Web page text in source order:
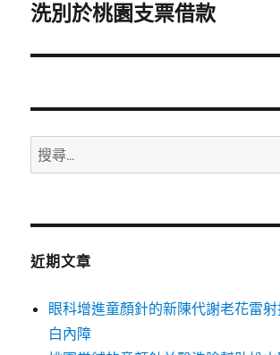
一
文
洗別於桃園支票借款
搜
尋
鍵
近期文章
眼科增進童顏針的新陳代謝老花雷
白內障